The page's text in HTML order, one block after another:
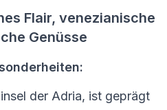
Flair, venezianische
Genüsse
der Adria, ist geprägt